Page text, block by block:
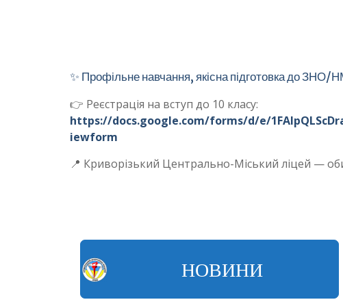
✨ Профільне навчання, якісна підготовка до
👉 Реєстрація на вступ до 10 класу:
https://docs.google.com/forms/d/e/
iewform
📍 Криворізький Центрально-Міський ліцей —
НОВИНИ